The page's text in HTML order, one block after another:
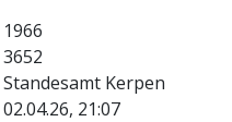
1966
3652
Standesamt Kerpen
02.04.26, 21:07